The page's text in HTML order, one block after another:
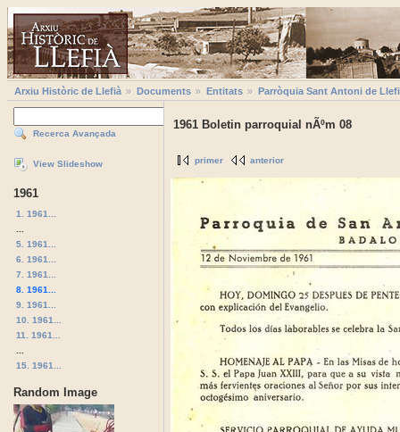
Arxiu Històric de Llefià Documents Entitats Parròquia Sant Antoni de
Recerca Avançada
View Slideshow
1961
1. 1961...
5. 1961...
6. 1961...
7. 1961...
8. 1961...
9. 1961...
10. 1961...
11. 1961...
15. 1961...
Random Image
1961 Boletin parroquial nÃºm 08
primer anterior